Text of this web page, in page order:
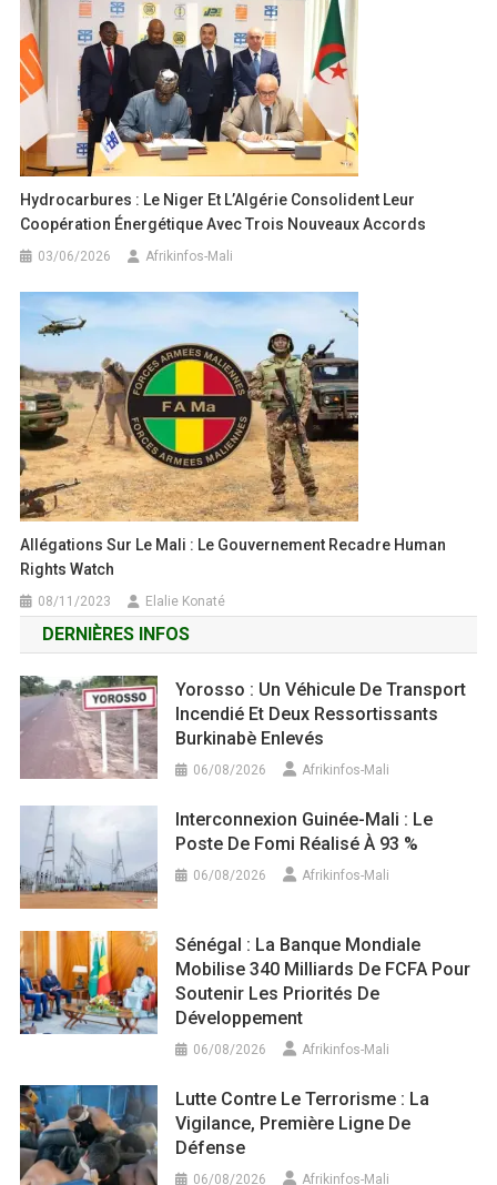
Hydrocarbures : Le Niger Et L’Algérie Consolident Leur
Coopération Énergétique Avec Trois Nouveaux Accords
03/06/2026 Afrikinfos-Mali
Allégations Sur Le Mali : Le Gouvernement Recadre Human
Rights Watch
08/11/2023 Elalie Konaté
DERNIÈRES INFOS
Yorosso : Un Véhicule De Transport
Incendié Et Deux Ressortissants
Burkinabè Enlevés
06/08/2026 Afrikinfos-Mali
Interconnexion Guinée-Mali : Le
Poste De Fomi Réalisé À 93 %
06/08/2026 Afrikinfos-Mali
Sénégal : La Banque Mondiale
Mobilise 340 Milliards De FCFA Pour
Soutenir Les Priorités De
Développement
06/08/2026 Afrikinfos-Mali
Lutte Contre Le Terrorisme : La
Vigilance, Première Ligne De
Défense
06/08/2026 Afrikinfos-Mali